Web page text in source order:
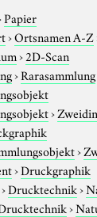
Papier
›Ortsnamen A-Z
›2D-Scan
›Rarasammlung
›
›
›Druckgraphik
Drucktechnik›
›